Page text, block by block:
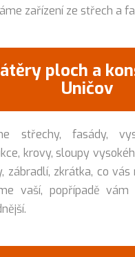
zařízení ze střech a
ploch a
Uničov
střechy, fasády,
krovy, sloupy
zábradlí, zkrátka, co vás
vaší, popřípadě